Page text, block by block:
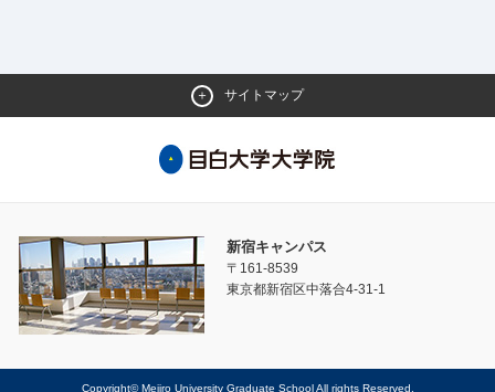
サイトマップ
新宿キャンパス
〒161-8539
東京都新宿区中落合4-31-1
Copyright© Mejiro University Graduate School All rights Reserved.